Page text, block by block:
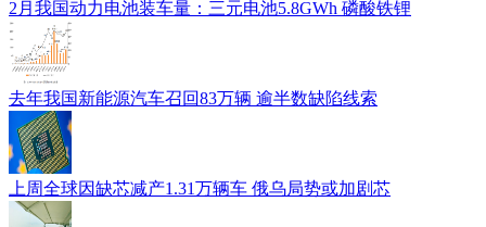
2月我国动力电池装车量：三元电池5.8GWh 磷酸铁锂
去年我国新能源汽车召回83万辆 逾半数缺陷线索
上周全球因缺芯减产1.31万辆车 俄乌局势或加剧芯